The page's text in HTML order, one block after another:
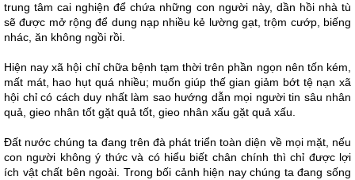
trung tâm cai nghiện để chứa những con người này, dần hồi nhà tù
sẽ được mở rộng để dung nạp nhiều kẻ lường gạt, trộm cướp, biếng
nhác, ăn không ngồi rồi.
Hiện nay xã hội chỉ chữa bệnh tạm thời trên phần ngọn nên tốn kém,
mất mát, hao hụt quá nhiều; muốn giúp thế gian giảm bớt tệ nạn xã
hội chỉ có cách duy nhất làm sao hướng dẫn mọi người tin sâu nhân
quả, gieo nhân tốt gặt quả tốt, gieo nhân xấu gặt quả xấu.
Đất nước chúng ta đang trên đà phát triển toàn diện về mọi mặt, nếu
con người không ý thức và có hiểu biết chân chính thì chỉ được lợi
ích vật chất bên ngoài. Trong bối cảnh hiện nay chúng ta đang sống